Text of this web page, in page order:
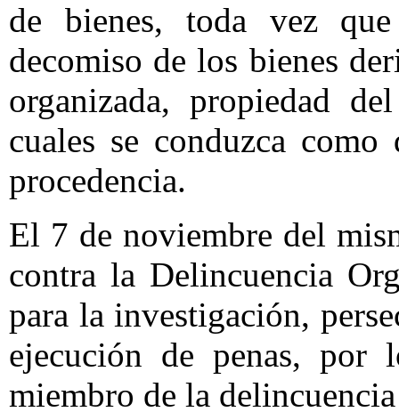
de bienes, toda vez
decomiso de los bienes
organizada, propiedad
cuales se conduzca
procedencia.
El 7 de noviembre del
contra la Delincuencia
para la investigación,
ejecución de penas, por
miembro de la